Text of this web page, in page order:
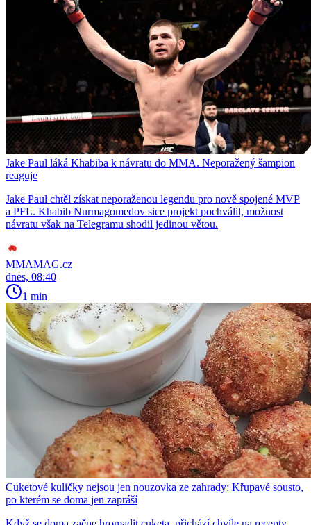
Jake Paul láká Khabiba k návratu do MMA. Neporažený šampion
reaguje
Jake Paul chtěl získat neporaženou legendu pro nově spojené MVP
a PFL. Khabib Nurmagomedov sice projekt pochválil, možnost
návratu však na Telegramu shodil jedinou větou.
MMAMAG.cz
dnes, 08:40
1 min
Cuketové kuličky nejsou jen nouzovka ze zahrady: Křupavé sousto,
po kterém se doma jen zapráší